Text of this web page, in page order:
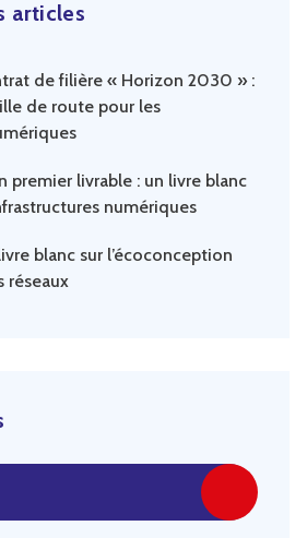
articles
de filière « Horizon 2030 » :
de route pour les
premier livrable : un livre blanc
numériques
blanc sur l’écoconception
réseaux